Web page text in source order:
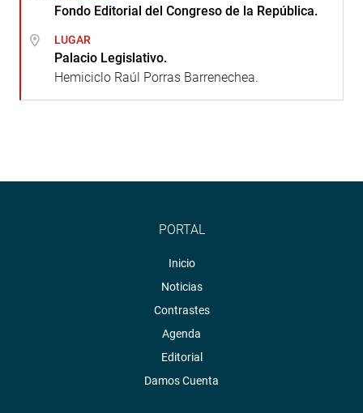
Fondo Editorial del Congreso de la República.
LUGAR
Palacio Legislativo.
Hemiciclo Raúl Porras Barrenechea.
PORTAL
Inicio
Noticias
Contrastes
Agenda
Editorial
Damos Cuenta